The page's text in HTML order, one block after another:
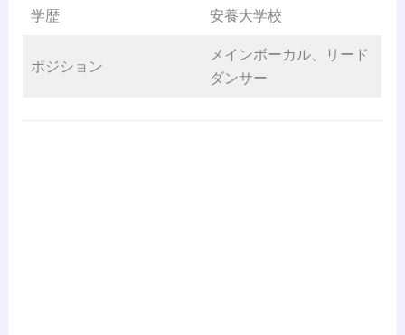
学歴 安養大学校
ポジション
メインボーカル、リード
ダンサー